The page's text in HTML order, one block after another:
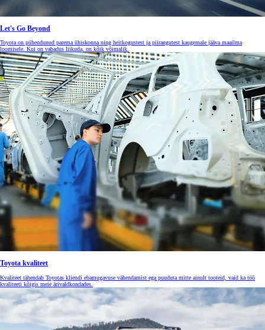
Let's Go Beyond
Toyota on pühendunud parema ühiskonna ning heitkogustest ja piirangutest kaugemale jääva maailma
loomisele. Kui on vabadus liikuda, on kõik võimalik.
Toyota kvaliteet
Kvaliteet tähendab Toyotas kliendi ebamugavuse vähendamist ega puuduta mitte ainult tooteid, vaid ka töö
kvaliteeti kõigis meie ärivaldkondades.